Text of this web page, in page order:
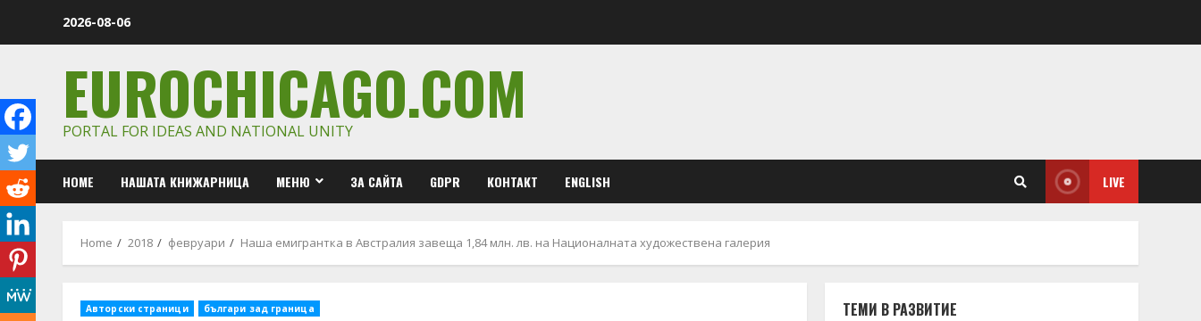
2026-08-06
EUROCHICAGO.COM
PORTAL FOR IDEAS AND NATIONAL UNITY
HOME НАШАТА КНИЖАРНИЦА МЕНЮ ЗА САЙТА GDPR КОНТАКТ ENGLISH LIVE
Home 2018 февруари Наша емигрантка в Австралия завеща 1,84 млн. лв. на Националната художествена галерия
Авторски страници българи зад граница ТЕМИ В РАЗВИТИЕ